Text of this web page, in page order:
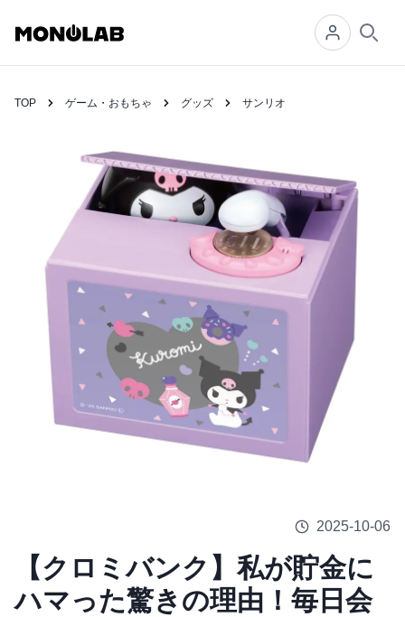
TOP ゲーム・おもちゃ グッズ サンリオ
2025-10-06
【クロミバンク】私が貯金に
ハマった驚きの理由！毎日会